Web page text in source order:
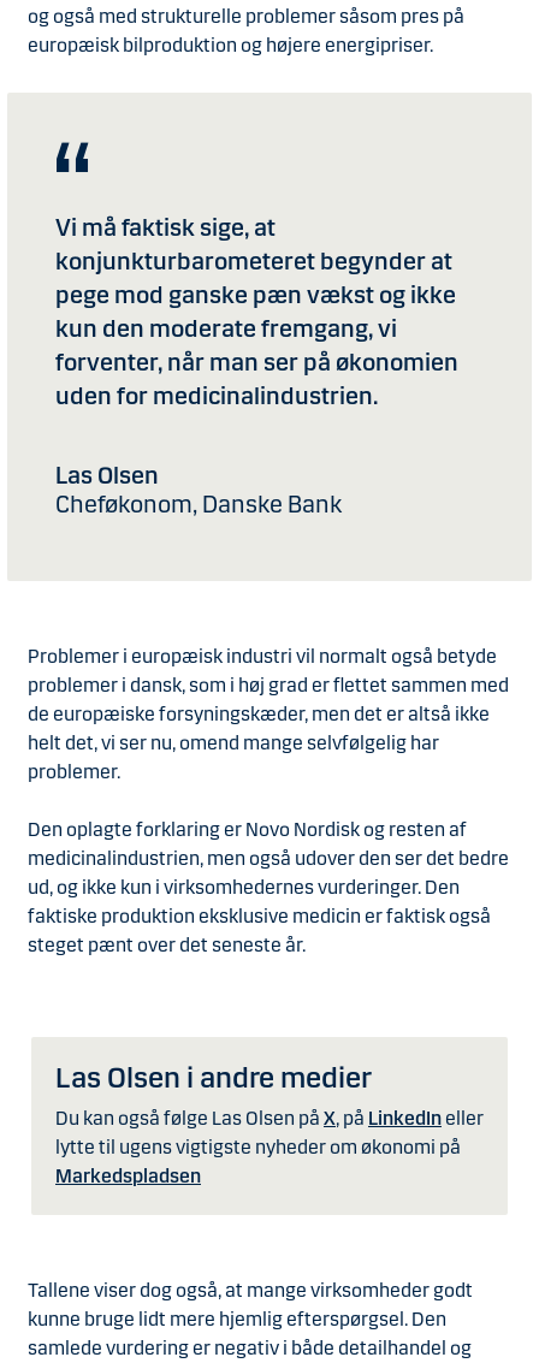
og også med strukturelle problemer såsom pres på
europæisk bilproduktion og højere energipriser.
Vi må faktisk sige, at
konjunkturbarometeret begynder at
pege mod ganske pæn vækst og ikke
kun den moderate fremgang, vi
forventer, når man ser på økonomien
uden for medicinalindustrien.
Las Olsen
Cheføkonom, Danske Bank
Problemer i europæisk industri vil normalt også betyde
problemer i dansk, som i høj grad er flettet sammen med
de europæiske forsyningskæder, men det er altså ikke
helt det, vi ser nu, omend mange selvfølgelig har
problemer.
Den oplagte forklaring er Novo Nordisk og resten af
medicinalindustrien, men også udover den ser det bedre
ud, og ikke kun i virksomhedernes vurderinger. Den
faktiske produktion eksklusive medicin er faktisk også
steget pænt over det seneste år.
Las Olsen i andre medier
Du kan også følge Las Olsen på X, på LinkedIn eller
lytte til ugens vigtigste nyheder om økonomi på
Markedspladsen
Tallene viser dog også, at mange virksomheder godt
kunne bruge lidt mere hjemlig efterspørgsel. Den
samlede vurdering er negativ i både detailhandel og